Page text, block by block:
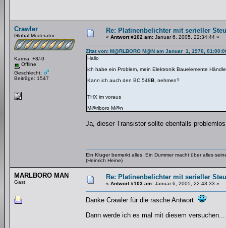
Crawler
Global Moderator
Karma: +8/-0
Offline
Geschlecht:
Beiträge: 1547
Re: Platinenbelichter mit serieller
« Antwort #102 am: Januar 6, 2005, 22:34:44 »
Zitat von: M@RLBORO M@N am Januar 1, 1970,
Hallo
ich habe ein Problem, mein Elektronik Bauelemente
Kann ich auch den BC 548B , nehmen?
THX im voraus
M@rlboro M@n
Ja, dieser Transistor sollte ebenfalls
Ein Kluger bemerkt alles. Ein Dummer macht über alles
(Heinrich Heine)
MARLBORO MAN
Gast
Re: Platinenbelichter mit serieller
« Antwort #103 am: Januar 6, 2005, 22:43:33 »
Danke Crawler für die rasche Antwort
Dann werde ich es mal mit diesem versuchen...